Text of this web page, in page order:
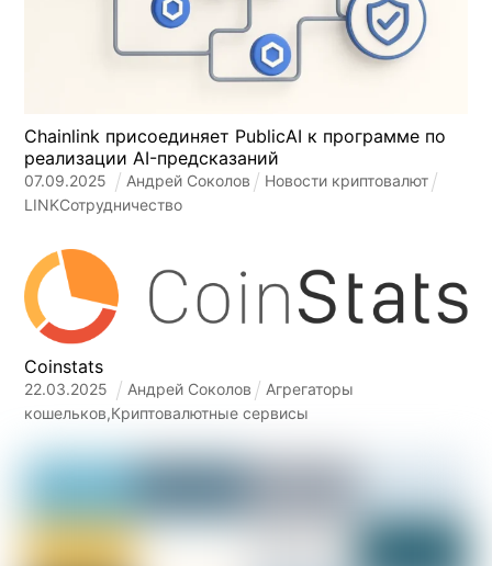
Chainlink присоединяет PublicAI к программе по
реализации AI-предсказаний
07.09.2025 Андрей Соколов
Новости криптовалют
LINKСотрудничество
Coinstats
22.03.2025 Андрей Соколов
Агрегаторы
кошельков,Криптовалютные сервисы